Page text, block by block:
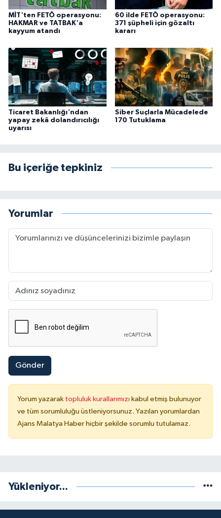
MİT'ten FETÖ operasyonu:
HAKMAR ve TATBAK'a
kayyum atandı
60 ilde FETÖ operasyonu:
371 şüpheli için gözaltı
kararı
Ticaret Bakanlığı'ndan
yapay zekâ dolandırıcılığı
uyarısı
Siber Suçlarla Mücadelede
170 Tutuklama
Bu içeriğe tepkiniz
Yorumlar
Gönder
Yorum yazarak topluluk kurallarımızı kabul etmiş bulunuyor
ve tüm sorumluluğu üstleniyorsunuz. Yazılan yorumlardan
Ajans Malatya Haber hiçbir şekilde sorumlu tutulamaz.
Yükleniyor...